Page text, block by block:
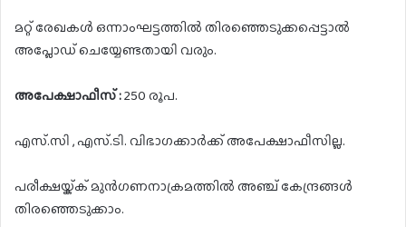
മറ്റ് രേഖകൾ ഒന്നാംഘട്ടത്തിൽ തിരഞ്ഞെടുക്കപ്പെട്ടാൽ
അപ്ലോഡ് ചെയ്യേണ്ടതായി വരും.
അപേക്ഷാഫീസ് :250 രൂപ.
എസ്.സി , എസ്.ടി. വിഭാഗക്കാർക്ക് അപേക്ഷാഫീസില്ല.
പരീക്ഷയ്ക്ക് മുൻഗണനാക്രമത്തിൽ അഞ്ച് കേന്ദ്രങ്ങൾ
തിരഞ്ഞെടുക്കാം.